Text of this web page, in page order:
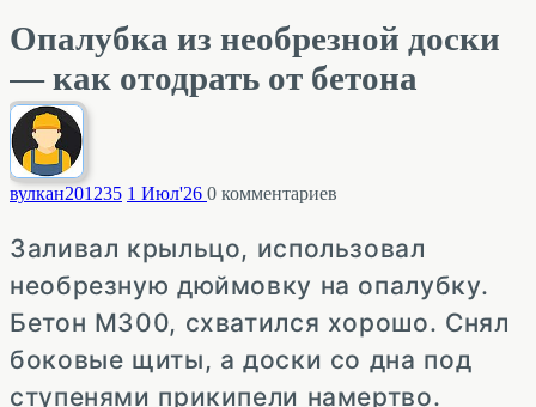
Опалубка из необрезной доски
— как отодрать от бетона
вулкан201235 1 Июл'26 0 комментариев
Заливал крыльцо, использовал
необрезную дюймовку на опалубку.
Бетон М300, схватился хорошо. Снял
боковые щиты, а доски со дна под
ступенями прикипели намертво.